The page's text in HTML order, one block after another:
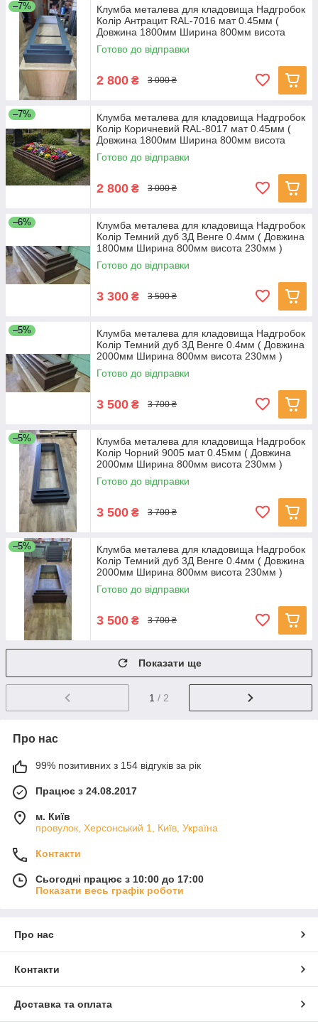
–7%
Клумба металева для кладовища Надгробок
Колір Антрацит RAL-7016 мат 0.45мм (
Довжина 1800мм Ширина 800мм висота
230мм )
Готово до відправки
2 800 ₴ 3 000 ₴
–7%
Клумба металева для кладовища Надгробок
Колір Коричневий RAL-8017 мат 0.45мм (
Довжина 1800мм Ширина 800мм висота
230мм )
Готово до відправки
2 800 ₴ 3 000 ₴
–6%
Клумба металева для кладовища Надгробок
Колір Темний дуб 3Д Венге 0.4мм ( Довжина
1800мм Ширина 800мм висота 230мм )
Готово до відправки
3 300 ₴ 3 500 ₴
–5%
Клумба металева для кладовища Надгробок
Колір Темний дуб 3Д Венге 0.4мм ( Довжина
2000мм Ширина 800мм висота 230мм )
Готово до відправки
3 500 ₴ 3 700 ₴
–5%
Клумба металева для кладовища Надгробок
Колір Чорний 9005 мат 0.45мм ( Довжина
2000мм Ширина 800мм висота 230мм )
Готово до відправки
3 500 ₴ 3 700 ₴
–5%
Клумба металева для кладовища Надгробок
Колір Темний дуб 3Д Венге 0.4мм ( Довжина
2000мм Ширина 800мм висота 230мм )
Готово до відправки
3 500 ₴ 3 700 ₴
Показати ще
1 / 2
Про нас
99% позитивних з 154 відгуків за рік
Працює з 24.08.2017
м. Київ
провулок, Херсонський 1, Київ, Україна
Контакти
Сьогодні працює з 10:00 до 17:00
Показати весь графік роботи
Про нас
Контакти
Доставка та оплата